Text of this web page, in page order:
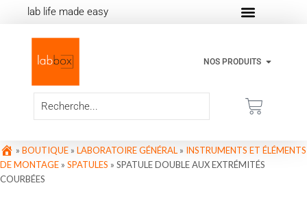
lab life made easy
NOS PRODUITS
» BOUTIQUE » LABORATOIRE GÉNÉRAL » INSTRUMENTS ET ÉLÉMENTS
DE MONTAGE » SPATULES » SPATULE DOUBLE AUX EXTRÉMITÉS
COURBÉES